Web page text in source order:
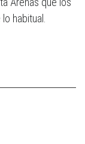
habitual.